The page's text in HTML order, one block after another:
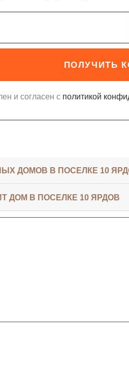
ПОЛУЧИТЬ
и согласен с политикой
ДОМОВ В ПОСЕЛКЕ 10
ДОМ В ПОСЕЛКЕ 10 ЯРДОВ